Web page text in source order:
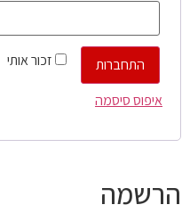
זכור אותי
התחברות
איפוס סיסמה
הרשמה